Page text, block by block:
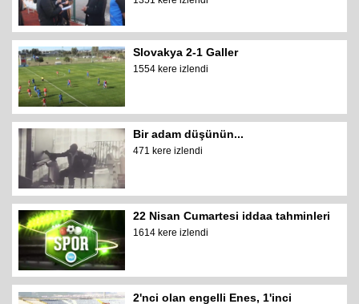
Slovakya 2-1 Galler
1554 kere izlendi
Bir adam düşünün...
471 kere izlendi
22 Nisan Cumartesi iddaa tahminleri
1614 kere izlendi
2'nci olan engelli Enes, 1'inci